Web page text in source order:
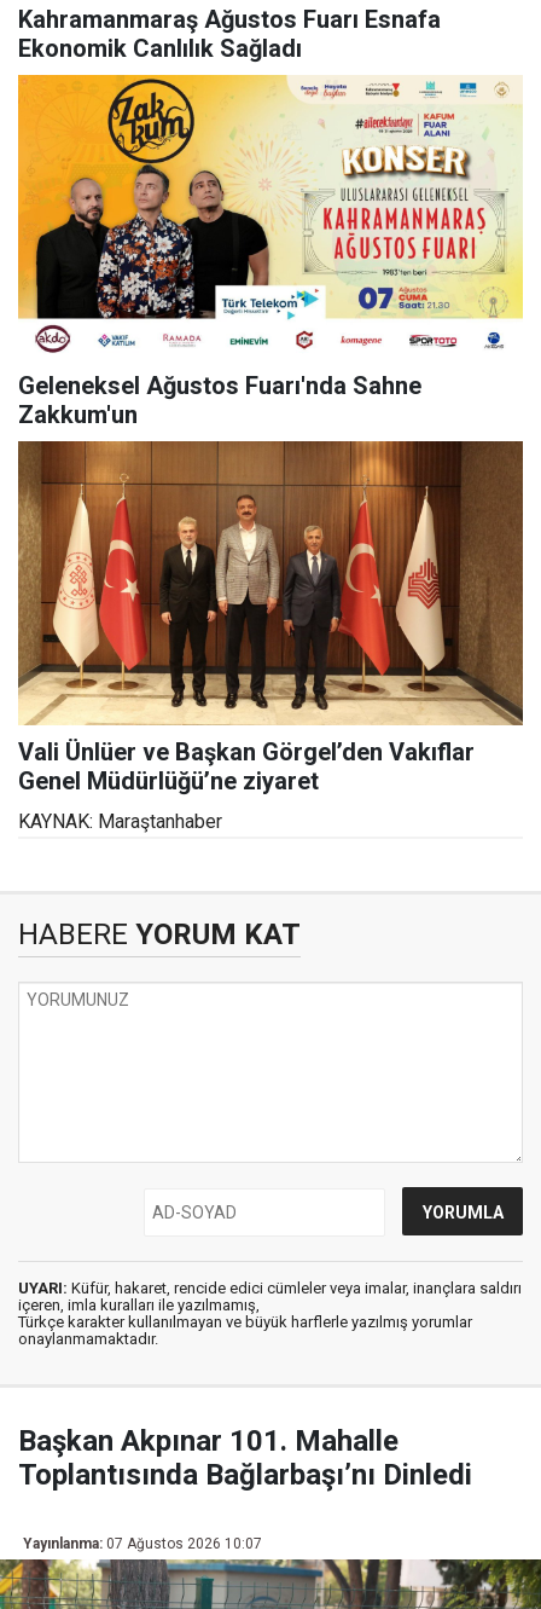
Kahramanmaraş Ağustos Fuarı Esnafa
Ekonomik Canlılık Sağladı
Geleneksel Ağustos Fuarı'nda Sahne
Zakkum'un
Vali Ünlüer ve Başkan Görgel’den Vakıflar
Genel Müdürlüğü’ne ziyaret
KAYNAK: Maraştanhaber
HABERE YORUM KAT
UYARI: Küfür, hakaret, rencide edici cümleler veya imalar, inançlara saldırı
içeren, imla kuralları ile yazılmamış,
Türkçe karakter kullanılmayan ve büyük harflerle yazılmış yorumlar
onaylanmamaktadır.
Başkan Akpınar 101. Mahalle
Toplantısında Bağlarbaşı’nı Dinledi
Yayınlanma: 07 Ağustos 2026 10:07